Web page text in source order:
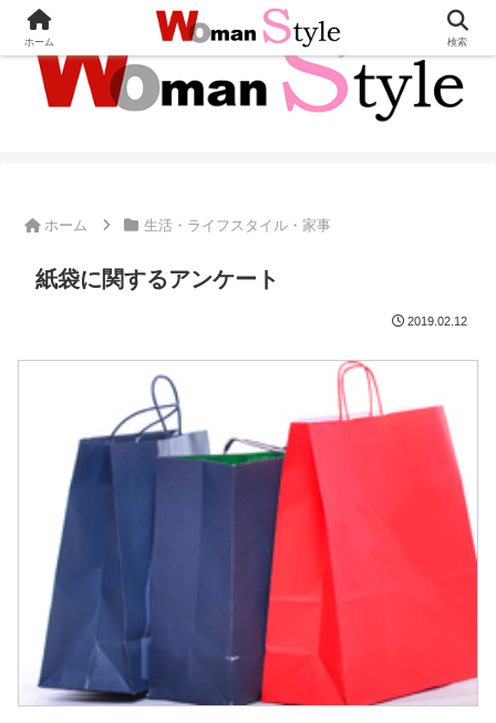
ホーム 生活・ライフスタイル・家事
紙袋に関するアンケート
2019.02.12
ホーム 検索